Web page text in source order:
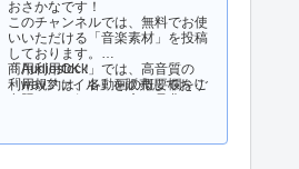
おさかなです！
このチャンネルでは、無料でお使
いいただける「音楽素材」を投稿
しております。
商用利用OK！
利用規約は、各動画の概要欄をご
「Audiostock」では、高音質の
「wavファイル」を販売しており